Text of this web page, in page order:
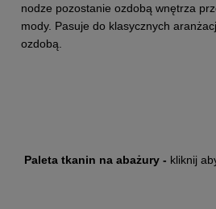
nodze pozostanie ozdobą wnętrza
mody. Pasuje do klasycznych
ozdobą.
Paleta tkanin na abażury - kliknij